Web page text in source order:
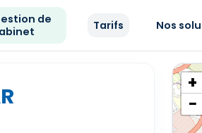
de
Tarifs Nos
+
−